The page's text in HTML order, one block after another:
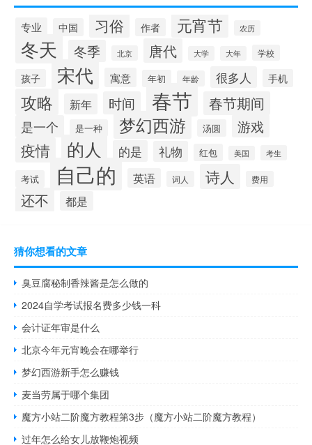
专业 中国 习俗 作者 元宵节 农历
冬天 冬季 北京 唐代 大学 大年 学校
孩子 宋代 寓意 年初 年龄 很多人 手机
攻略 新年 时间 春节 春节期间
是一个 是一种 梦幻西游 汤圆 游戏
疫情 的人 的是 礼物 红包 美国 考生
考试 自己的 英语 词人 诗人 费用
还不 都是
猜你想看的文章
臭豆腐秘制香辣酱是怎么做的
2024自学考试报名费多少钱一科
会计证年审是什么
北京今年元宵晚会在哪举行
梦幻西游新手怎么赚钱
麦当劳属于哪个集团
魔方小站二阶魔方教程第3步（魔方小站二阶魔方教程）
过年怎么给女儿放鞭炮视频